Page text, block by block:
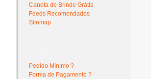
Caneta de Brinde Grátis
Feeds Recomendados
Sitemap
Pedido Mínimo ?
Forma de Pagamento ?